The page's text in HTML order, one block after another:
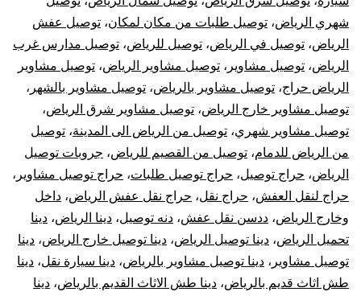
شهري الرياض، توصيل طلبات من مكان لمكان، توصيل عفش
الرياض، توصيل في الرياض، توصيل للرياض، توصيل مدارس غرب
الرياض، توصيل مشاوير ، توصيل مشاوير الرياض، توصيل مشاوير
الرياض حراج، توصيل مشاوير بالرياض، توصيل مشاوير بالشهر ،
توصيل مشاوير خارج الرياض، توصيل مشاوير شرق الرياض،
توصيل مشاوير شهري، توصيل من الرياض الى المدينة، توصيل
من الرياض للدمام، توصيل من القصيم للرياض، جروبات توصيل
الرياض، حراج توصيل، حراج توصيل طلبات، حراج توصيل مشاوير ،
حراج لنقل العفش، حراج نقل، حراج نقل عفش الرياض، داخل
وخارج الرياض، ددسن نقل عفش، دنه توصيل، دينا الرياض، دينا
تحميل الرياض، دينا توصيل الرياض، دينا توصيل خارج الرياض، دينا
توصيل مشاوير ، دينا توصيل مشاوير بالرياض، دينا سيارة نقل، دينا
طش اثاث قديم بالرياض، دينا طش الاثاث القديم بالرياض، دينا